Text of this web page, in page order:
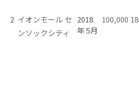
2 イオンモール セ
ンソックシティ
2018
年 5月
100,000